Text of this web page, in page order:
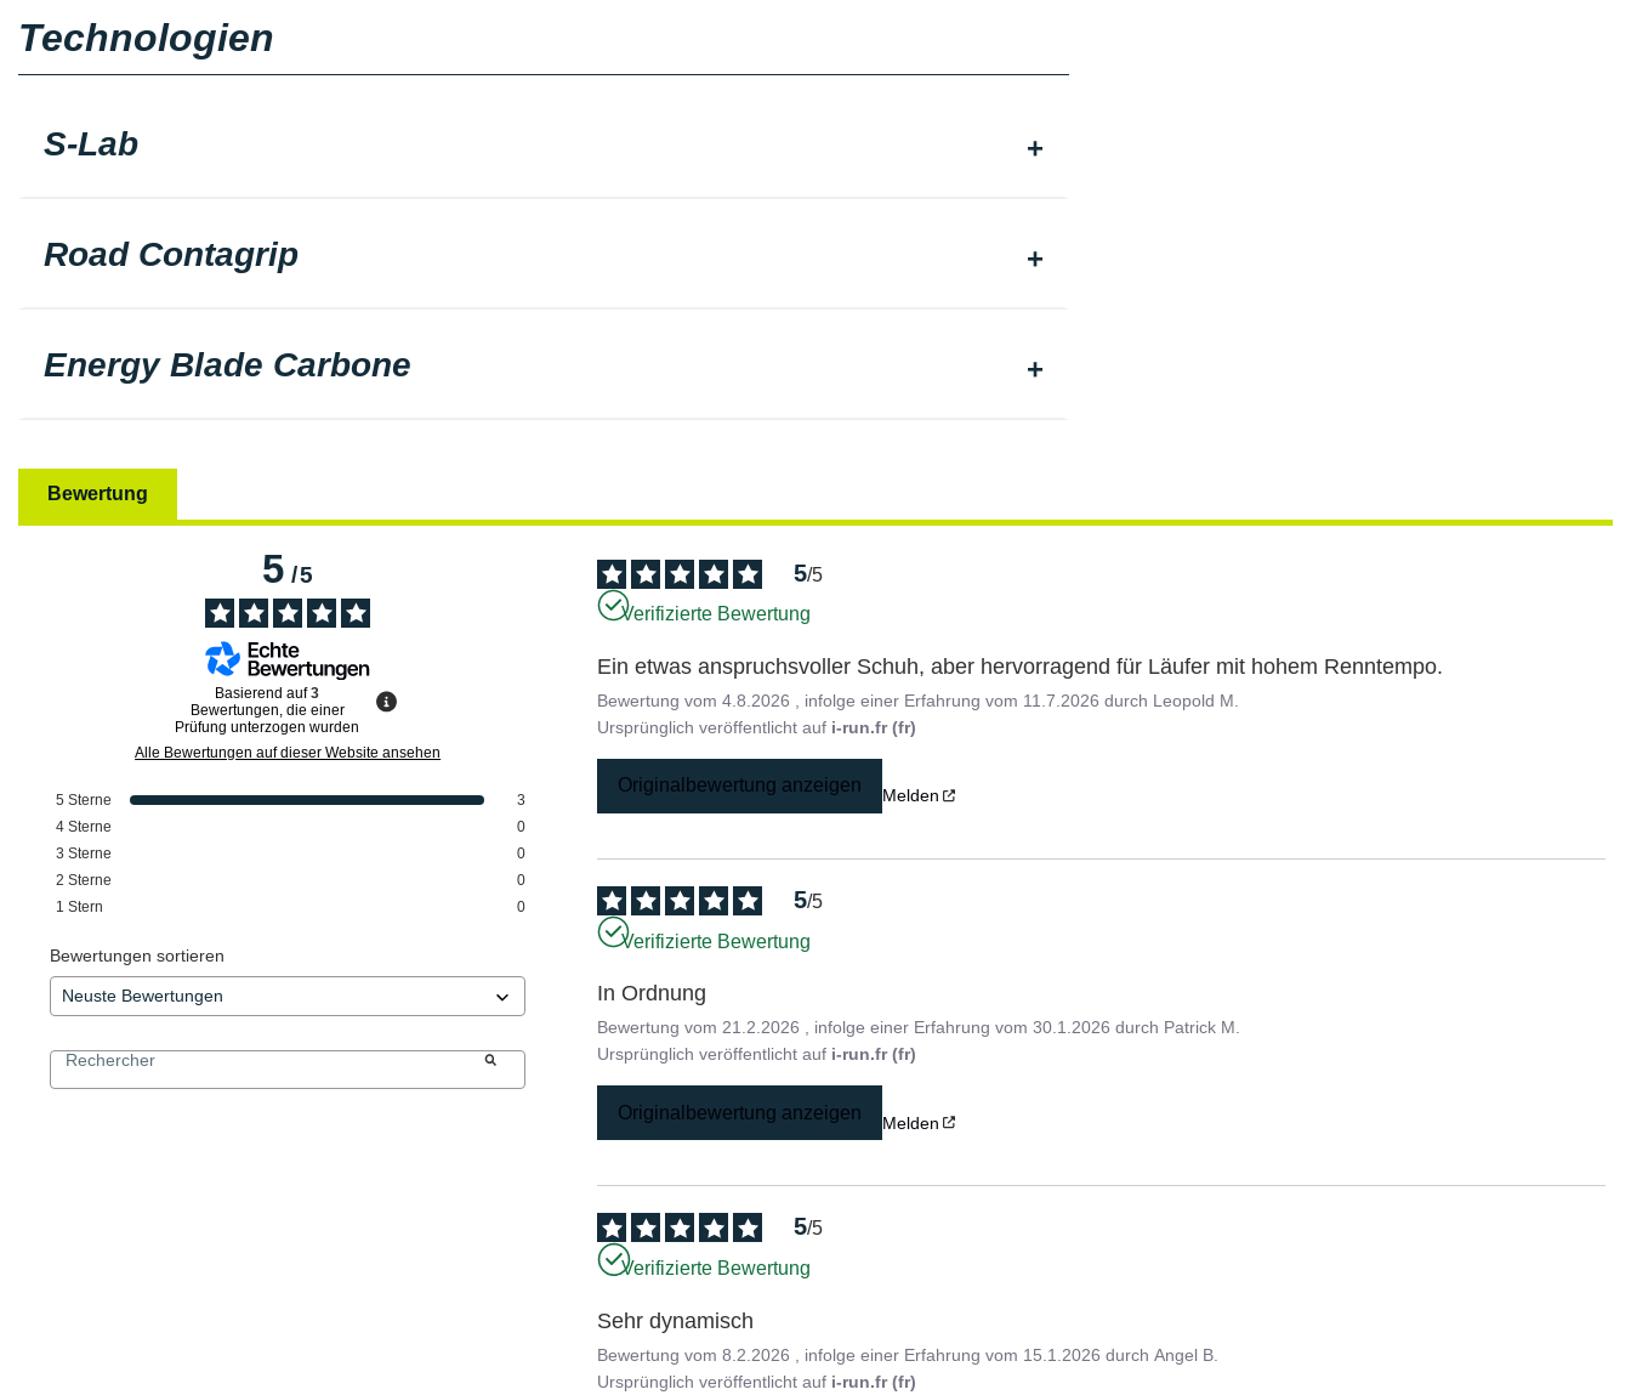
Technologien
S-Lab
Road Contagrip
Energy Blade Carbone
Bewertung
5/5
Basierend auf3
Bewertungen, die einer
Prüfung unterzogen wurden
Alle Bewertungen auf dieser Website ansehen
5 Sterne
3
4 Sterne
0
3 Sterne
0
2 Sterne
0
1 Stern 0
Bewertungen sortieren
5/5
Verifizierte Bewertung
Ein etwas anspruchsvoller Schuh, aber hervorragend für Läufer mit hohem Renntempo.
Bewertung vom4.8.2026 , infolge einer Erfahrung vom 11.7.2026 durch Leopold M.
Ursprünglich veröffentlicht auf i-run.fr (fr)
Originalbewertung anzeigen Melden
5/5
Verifizierte Bewertung
In Ordnung
Bewertung vom 21.2.2026 , infolge einer Erfahrung vom30.1.2026 durch Patrick M.
Ursprünglich veröffentlicht auf i-run.fr (fr)
Originalbewertung anzeigen Melden
5/5
Verifizierte Bewertung
Sehr dynamisch
Bewertung vom8.2.2026 , infolge einer Erfahrung vom 15.1.2026 durchAngel B.
Ursprünglich veröffentlicht auf i-run.fr (fr)